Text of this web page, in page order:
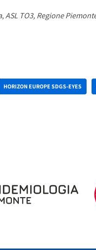
,ASL TO3, Regione
HORIZON EUROPE SDGS-EYES